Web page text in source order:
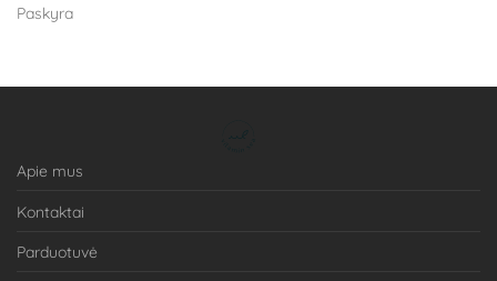
Paskyra
Apie mus
Kontaktai
Parduotuvė